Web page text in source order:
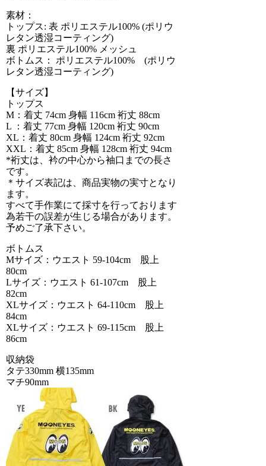
素材：
トップス: 表 ポリエステル100% (ポリウ
レタン透湿コーティング)
裏 ポリエステル100% メッシュ
ボトムス： ポリエステル100% (ポリウ
レタン透湿コーティング)
【サイズ】
トップス
M：着丈 74cm 身幅 116cm 裄丈 88cm
L ：着丈 77cm 身幅 120cm 裄丈 90cm
XL：着丈 80cm 身幅 124cm 裄丈 92cm
XXL：着丈 85cm 身幅 128cm 裄丈 94cm
*裄丈は、衿の中心から袖口までの長さ
です。
＊サイズ表記は、商品実物の実寸となり
ます。
すべて手作業にて採寸を行っております
為若干の誤差が生じる場合があります。
予めご了承下さい。
ボトムス
Mサイズ：ウエスト 59-104cm 股上
80cm
Lサイズ：ウエスト 61-107cm 股上
82cm
XLサイズ：ウエスト 64-110cm 股上
84cm
XLサイズ：ウエスト 69-115cm 股上
86cm
収納袋
タテ330mm 横135mm
マチ90mm